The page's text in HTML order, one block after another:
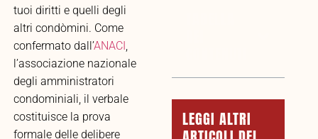
tuoi diritti e quelli degli
altri condòmini. Come
confermato dall’ANACI,
l’associazione nazionale
degli amministratori
condominiali, il verbale
costituisce la prova
formale delle delibere
LEGGI ALTRI